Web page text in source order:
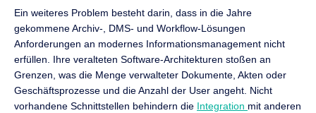
Ein weiteres Problem besteht darin, dass in die Jahre
gekommene Archiv-, DMS- und Workflow-Lösungen
Anforderungen an modernes Informationsmanagement nicht
erfüllen. Ihre veralteten Software-Architekturen stoßen an
Grenzen, was die Menge verwalteter Dokumente, Akten oder
Geschäftsprozesse und die Anzahl der User angeht. Nicht
vorhandene Schnittstellen behindern die Integration mit anderen